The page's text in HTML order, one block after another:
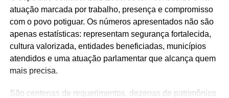
atuação marcada por trabalho, presença e compromisso
com o povo potiguar. Os números apresentados não são
apenas estatísticas: representam segurança fortalecida,
cultura valorizada, entidades beneficiadas, municípios
atendidos e uma atuação parlamentar que alcança quem
mais precisa.
São centenas de requerimentos, dezenas de patrimônios